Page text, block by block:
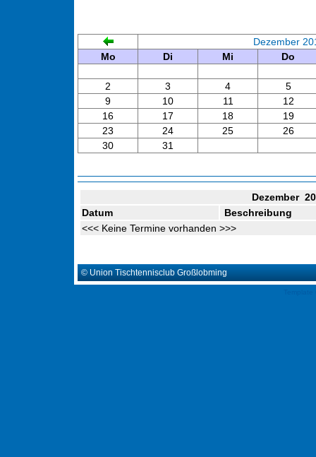
Dezember
Mo
Di Mi Do
2 3 4
5
9
10 11
12
16
17 18
19
23
24 25
26
30
31
Dezember
Datum
Beschreibung
<<< Keine Termine vorhanden >>>
© Union Tischtennisclub Großlobming